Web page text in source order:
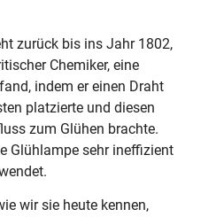
zurück bis ins Jahr 1802,
Chemiker, eine
indem er einen Draht
platzierte und diesen
zum Glühen brachte.
Glühlampe sehr ineffizient
wir sie heute kennen,